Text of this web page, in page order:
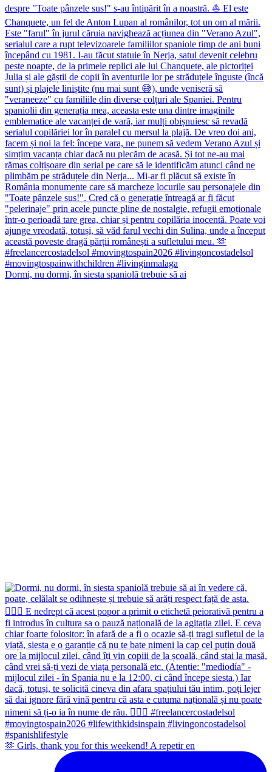
Dormi, nu dormi, în siesta spaniolă trebuie să ai
🫶 Girls, thank you for this weekend! A repetir en